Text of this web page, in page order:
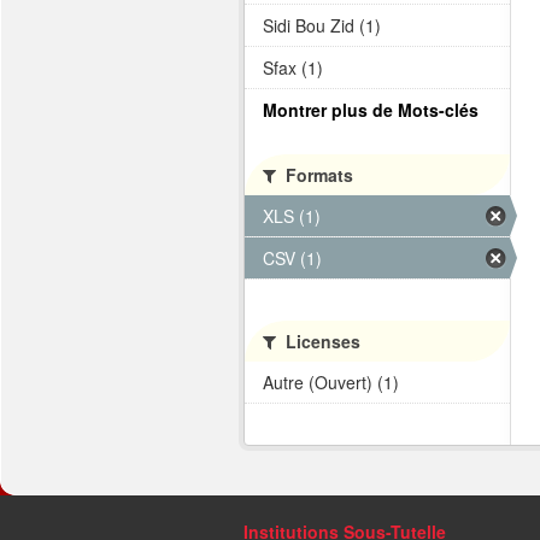
Sidi Bou Zid (1)
Sfax (1)
Montrer plus de Mots-clés
Formats
XLS (1)
CSV (1)
Licenses
Autre (Ouvert) (1)
Institutions Sous-Tutelle